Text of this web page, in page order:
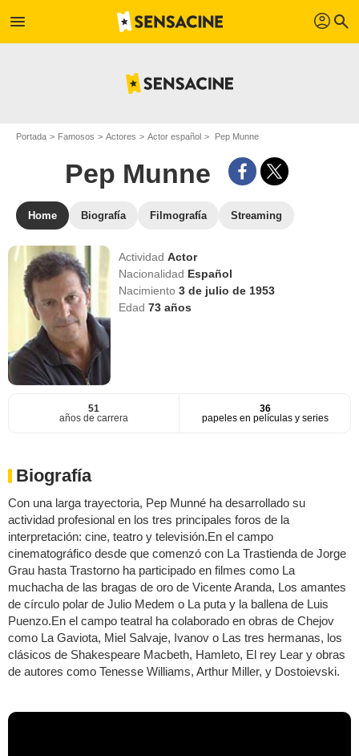
menu profil search
Portada Famosos Actores Actor español Pep Munne
Pep Munne
Home Biografía Filmografía Streaming
ActividadActor
Nacionalidad Español
Nacimiento3 de julio de 1953
Edad73 años
51
años de carrera
36
papeles en películas y series
Biografía
Con una larga trayectoria, Pep Munné ha desarrollado su
actividad profesional en los tres principales foros de la
interpretación: cine, teatro y televisión.En el campo
cinematográfico desde que comenzó con La Trastienda de Jorge
Grau hasta Trastorno ha participado en filmes como La
muchacha de las bragas de oro de Vicente Aranda, Los amantes
de círculo polar de Julio Medem o La puta y la ballena de Luis
Puenzo.En el campo teatral ha colaborado en obras de Chejov
como La Gaviota, Miel Salvaje, Ivanov o Las tres hermanas, los
clásicos de Shakespeare Macbeth, Hamleto, El rey Lear y obras
de autores como Tenesse Williams, Arthur Miller, y Dostoievski.